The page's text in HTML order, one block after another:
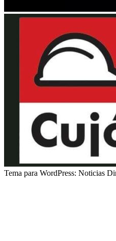
Tema para WordPress: Noticias